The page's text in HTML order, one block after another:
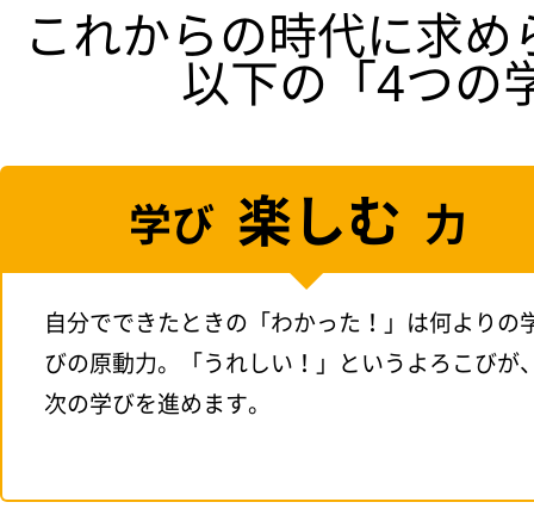
これからの時代に求
以下の「4つの
学び 楽しむ 力
自分でできたときの「わかった！」は何よりの
びの原動力。「うれしい！」というよろこびが
次の学びを進めます。